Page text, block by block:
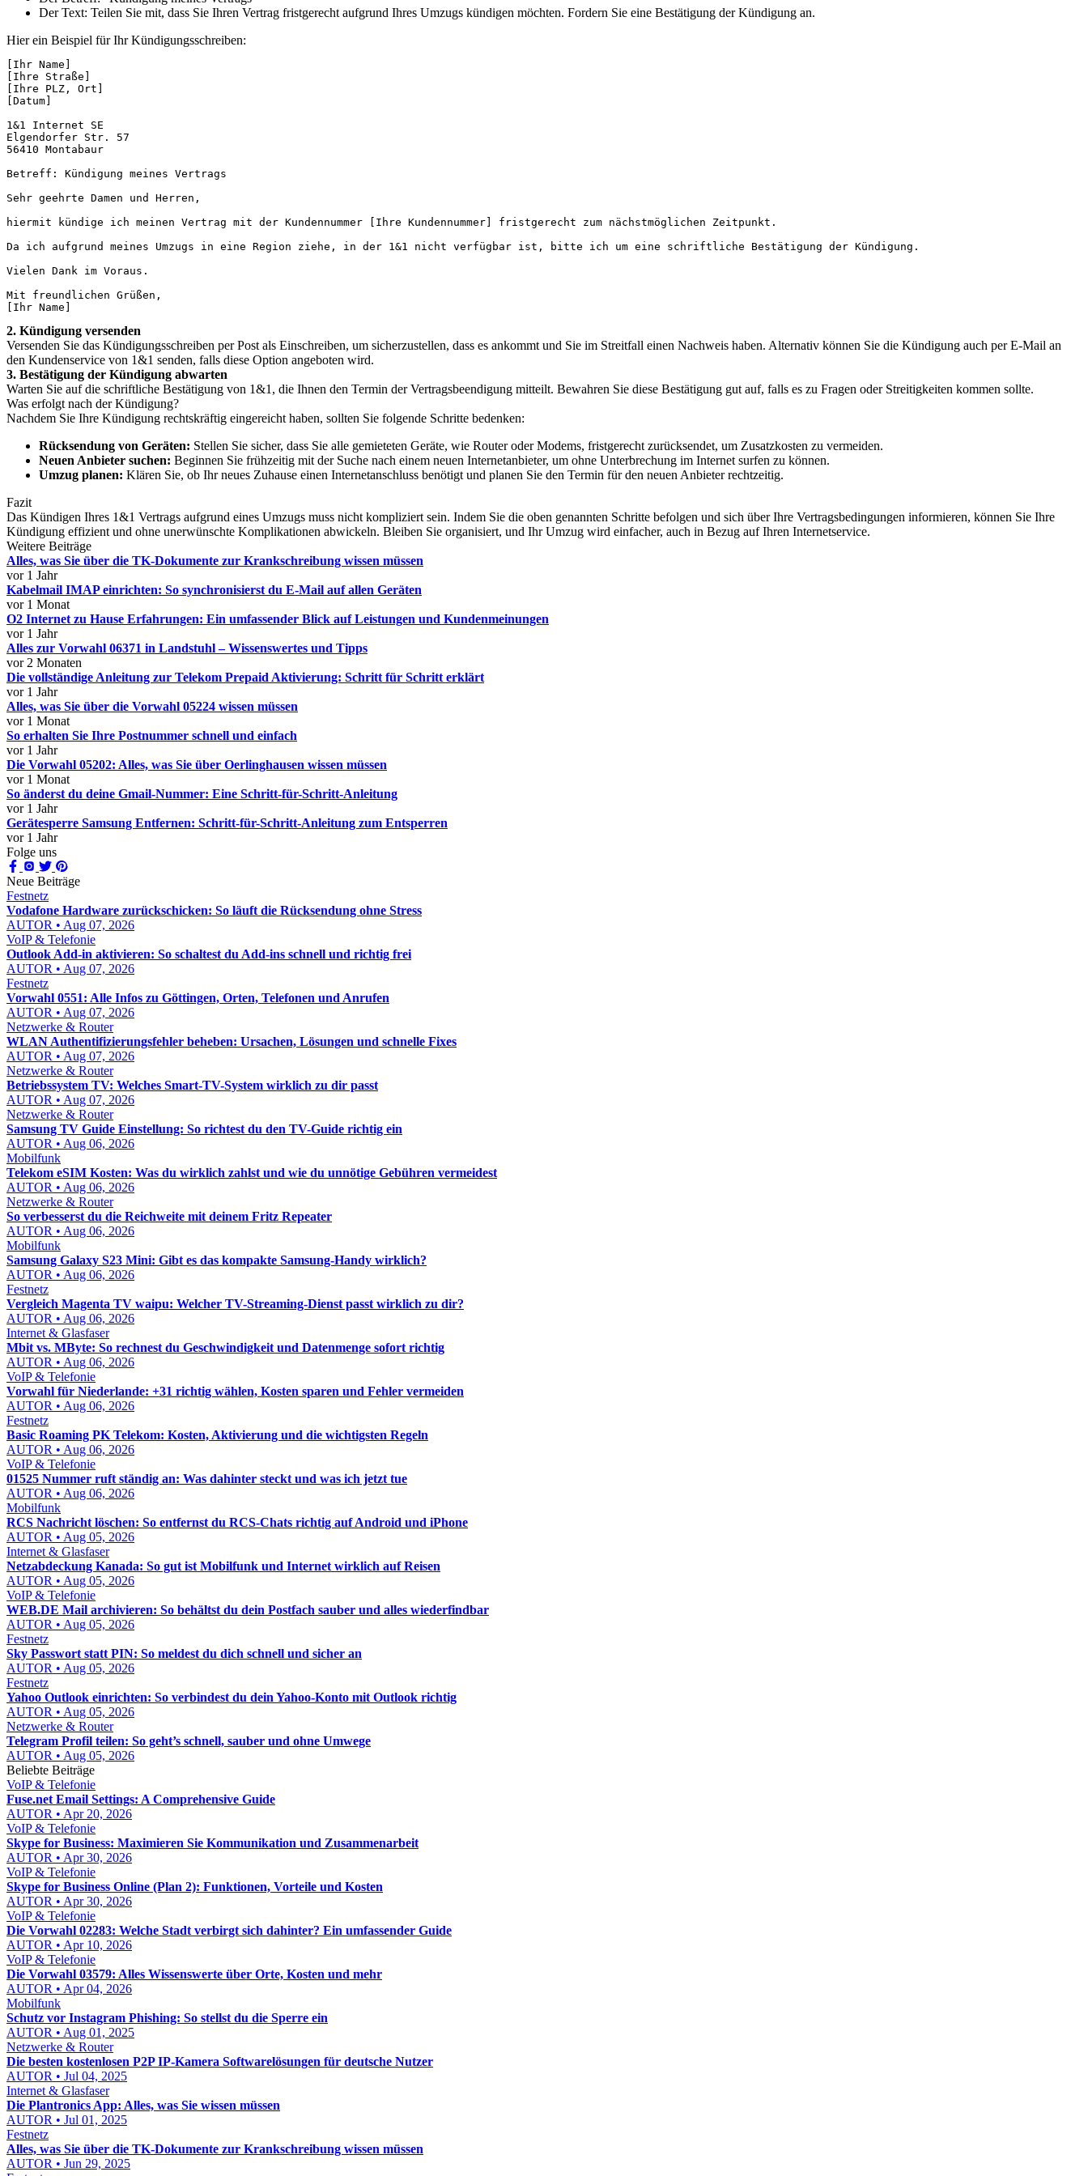
Der Text: Teilen Sie mit, dass Sie Ihren Vertrag fristgerecht aufgrund Ihres Umzugs kündigen möchten. Fordern Sie eine Bestätigung der Kündigung an.
Hier ein Beispiel für Ihr Kündigungsschreiben:
[Ihr Name]
[Ihre Straße]
[Ihre PLZ, Ort]
[Datum]
1&1 Internet SE
Elgendorfer Str. 57
56410 Montabaur
Betreff: Kündigung meines Vertrags
Sehr geehrte Damen und Herren,
hiermit kündige ich meinen Vertrag mit der Kundennummer [Ihre Kundennummer] fristgerecht zum nächstmöglichen Zeitpunkt.
Da ich aufgrund meines Umzugs in eine Region ziehe, in der 1&1 nicht verfügbar ist, bitte ich um eine schriftliche Bestätigung der Kündigung.
Vielen Dank im Voraus.
Mit freundlichen Grüßen,
[Ihr Name]
2. Kündigung versenden
Versenden Sie das Kündigungsschreiben per Post als Einschreiben, um sicherzustellen, dass es ankommt und Sie im Streitfall einen Nachweis haben. Alternativ können Sie die Kündigung auch per E-Mail an
den Kundenservice von 1&1 senden, falls diese Option angeboten wird.
3. Bestätigung der Kündigung abwarten
Warten Sie auf die schriftliche Bestätigung von 1&1, die Ihnen den Termin der Vertragsbeendigung mitteilt. Bewahren Sie diese Bestätigung gut auf, falls es zu Fragen oder Streitigkeiten kommen sollte.
Was erfolgt nach der Kündigung?
Nachdem Sie Ihre Kündigung rechtskräftig eingereicht haben, sollten Sie folgende Schritte bedenken:
Rücksendung von Geräten: Stellen Sie sicher, dass Sie alle gemieteten Geräte, wie Router oder Modems, fristgerecht zurücksendet, um Zusatzkosten zu vermeiden.
Neuen Anbieter suchen: Beginnen Sie frühzeitig mit der Suche nach einem neuen Internetanbieter, um ohne Unterbrechung im Internet surfen zu können.
Umzug planen: Klären Sie, ob Ihr neues Zuhause einen Internetanschluss benötigt und planen Sie den Termin für den neuen Anbieter rechtzeitig.
Fazit
Das Kündigen Ihres 1&1 Vertrags aufgrund eines Umzugs muss nicht kompliziert sein. Indem Sie die oben genannten Schritte befolgen und sich über Ihre Vertragsbedingungen informieren, können Sie Ihre
Kündigung effizient und ohne unerwünschte Komplikationen abwickeln. Bleiben Sie organisiert, und Ihr Umzug wird einfacher, auch in Bezug auf Ihren Internetservice.
Weitere Beiträge
Alles, was Sie über die TK-Dokumente zur Krankschreibung wissen müssen
vor 1 Jahr
Kabelmail IMAP einrichten: So synchronisierst du E-Mail auf allen Geräten
vor 1 Monat
O2 Internet zu Hause Erfahrungen: Ein umfassender Blick auf Leistungen und Kundenmeinungen
vor 1 Jahr
Alles zur Vorwahl 06371 in Landstuhl – Wissenswertes und Tipps
vor 2 Monaten
Die vollständige Anleitung zur Telekom Prepaid Aktivierung: Schritt für Schritt erklärt
vor 1 Jahr
Alles, was Sie über die Vorwahl 05224 wissen müssen
vor 1 Monat
So erhalten Sie Ihre Postnummer schnell und einfach
vor 1 Jahr
Die Vorwahl 05202: Alles, was Sie über Oerlinghausen wissen müssen
vor 1 Monat
So änderst du deine Gmail-Nummer: Eine Schritt-für-Schritt-Anleitung
vor 1 Jahr
Gerätesperre Samsung Entfernen: Schritt-für-Schritt-Anleitung zum Entsperren
vor 1 Jahr
Folge uns
Neue Beiträge
Festnetz
Vodafone Hardware zurückschicken: So läuft die Rücksendung ohne Stress
AUTOR • Aug 07, 2026
VoIP & Telefonie
Outlook Add-in aktivieren: So schaltest du Add-ins schnell und richtig frei
AUTOR • Aug 07, 2026
Festnetz
Vorwahl 0551: Alle Infos zu Göttingen, Orten, Telefonen und Anrufen
AUTOR • Aug 07, 2026
Netzwerke & Router
WLAN Authentifizierungsfehler beheben: Ursachen, Lösungen und schnelle Fixes
AUTOR • Aug 07, 2026
Netzwerke & Router
Betriebssystem TV: Welches Smart-TV-System wirklich zu dir passt
AUTOR • Aug 07, 2026
Netzwerke & Router
Samsung TV Guide Einstellung: So richtest du den TV-Guide richtig ein
AUTOR • Aug 06, 2026
Mobilfunk
Telekom eSIM Kosten: Was du wirklich zahlst und wie du unnötige Gebühren vermeidest
AUTOR • Aug 06, 2026
Netzwerke & Router
So verbesserst du die Reichweite mit deinem Fritz Repeater
AUTOR • Aug 06, 2026
Mobilfunk
Samsung Galaxy S23 Mini: Gibt es das kompakte Samsung-Handy wirklich?
AUTOR • Aug 06, 2026
Festnetz
Vergleich Magenta TV waipu: Welcher TV-Streaming-Dienst passt wirklich zu dir?
AUTOR • Aug 06, 2026
Internet & Glasfaser
Mbit vs. MByte: So rechnest du Geschwindigkeit und Datenmenge sofort richtig
AUTOR • Aug 06, 2026
VoIP & Telefonie
Vorwahl für Niederlande: +31 richtig wählen, Kosten sparen und Fehler vermeiden
AUTOR • Aug 06, 2026
Festnetz
Basic Roaming PK Telekom: Kosten, Aktivierung und die wichtigsten Regeln
AUTOR • Aug 06, 2026
VoIP & Telefonie
01525 Nummer ruft ständig an: Was dahinter steckt und was ich jetzt tue
AUTOR • Aug 06, 2026
Mobilfunk
RCS Nachricht löschen: So entfernst du RCS-Chats richtig auf Android und iPhone
AUTOR • Aug 05, 2026
Internet & Glasfaser
Netzabdeckung Kanada: So gut ist Mobilfunk und Internet wirklich auf Reisen
AUTOR • Aug 05, 2026
VoIP & Telefonie
WEB.DE Mail archivieren: So behältst du dein Postfach sauber und alles wiederfindbar
AUTOR • Aug 05, 2026
Festnetz
Sky Passwort statt PIN: So meldest du dich schnell und sicher an
AUTOR • Aug 05, 2026
Festnetz
Yahoo Outlook einrichten: So verbindest du dein Yahoo-Konto mit Outlook richtig
AUTOR • Aug 05, 2026
Netzwerke & Router
Telegram Profil teilen: So geht’s schnell, sauber und ohne Umwege
AUTOR • Aug 05, 2026
Beliebte Beiträge
VoIP & Telefonie
Fuse.net Email Settings: A Comprehensive Guide
AUTOR • Apr 20, 2026
VoIP & Telefonie
Skype for Business: Maximieren Sie Kommunikation und Zusammenarbeit
AUTOR • Apr 30, 2026
VoIP & Telefonie
Skype for Business Online (Plan 2): Funktionen, Vorteile und Kosten
AUTOR • Apr 30, 2026
VoIP & Telefonie
Die Vorwahl 02283: Welche Stadt verbirgt sich dahinter? Ein umfassender Guide
AUTOR • Apr 10, 2026
VoIP & Telefonie
Die Vorwahl 03579: Alles Wissenswerte über Orte, Kosten und mehr
AUTOR • Apr 04, 2026
Mobilfunk
Schutz vor Instagram Phishing: So stellst du die Sperre ein
AUTOR • Aug 01, 2025
Netzwerke & Router
Die besten kostenlosen P2P IP-Kamera Softwarelösungen für deutsche Nutzer
AUTOR • Jul 04, 2025
Internet & Glasfaser
Die Plantronics App: Alles, was Sie wissen müssen
AUTOR • Jul 01, 2025
Festnetz
Alles, was Sie über die TK-Dokumente zur Krankschreibung wissen müssen
AUTOR • Jun 29, 2025